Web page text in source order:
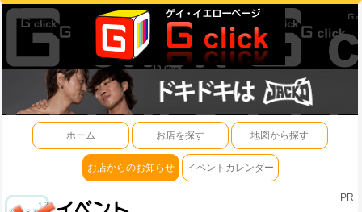
ホーム お店を探す 地図から探す
お店からのお知らせ イベントカレンダー
PR